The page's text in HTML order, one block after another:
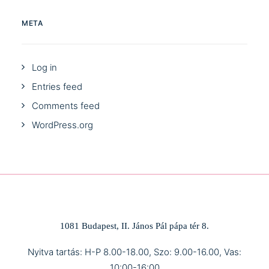
META
Log in
Entries feed
Comments feed
WordPress.org
1081 Budapest, II. János Pál pápa tér 8.
Nyitva tartás: H-P 8.00-18.00, Szo: 9.00-16.00, Vas: